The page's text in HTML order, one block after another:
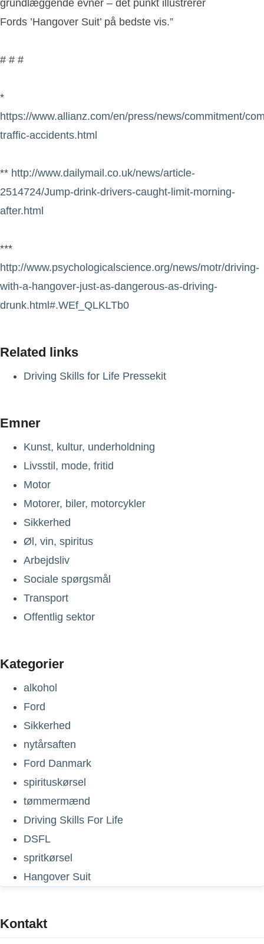
grundlæggende evner – det punkt illustrerer
Fords ’Hangover Suit’ på bedste vis.”
# # #
*
https://www.allianz.com/en/press/news/commitment/
traffic-accidents.html
** http://www.dailymail.co.uk/news/article-
2514724/Jump-drink-drivers-caught-limit-morning-
after.html
***
http://www.psychologicalscience.org/news/motr/driving-
with-a-hangover-just-as-dangerous-as-driving-
drunk.html#.WEf_QLKLTb0
Related links
Driving Skills for Life Pressekit
Emner
Kunst, kultur, underholdning
Livsstil, mode, fritid
Motor
Motorer, biler, motorcykler
Sikkerhed
Øl, vin, spiritus
Arbejdsliv
Sociale spørgsmål
Transport
Offentlig sektor
Kategorier
alkohol
Ford
Sikkerhed
nytårsaften
Ford Danmark
spirituskørsel
tømmermænd
Driving Skills For Life
DSFL
spritkørsel
Hangover Suit
Kontakt